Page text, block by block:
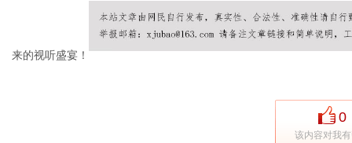
来的视听盛宴！
0
该内容对我